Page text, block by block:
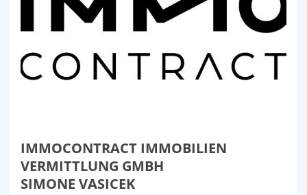
IMMOCONTRACT IMMOBILIEN
VERMITTLUNG GMBH
SIMONE VASICEK